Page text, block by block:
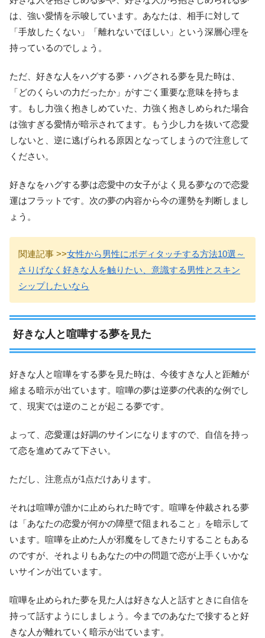
は、強い愛情を示唆しています。あなたは、相手に対して
「手放したくない」「離れないでほしい」という深層心理を
持っているのでしょう。
ただ、好きな人をハグする夢・ハグされる夢を見た時は、
「どのくらいの力だったか」がすごく重要な意味を持ちま
す。もし力強く抱きしめていた、力強く抱きしめられた場合
は強すぎる愛情が暗示されてます。もう少し力を抜いて恋愛
しないと、逆に逃げられる原因となってしまうので注意して
ください。
好きなをハグする夢は恋愛中の女子がよく見る夢なので恋愛
運はフラットです。次の夢の内容から今の運勢を判断しまし
ょう。
関連記事 >>女性から男性にボディタッチする方法10選～
さりげなく好きな人を触りたい、意識する男性とスキン
シップしたいなら
好きな人と喧嘩する夢を見た
好きな人と喧嘩をする夢を見た時は、今後すきな人と距離が
縮まる暗示が出ています。喧嘩の夢は逆夢の代表的な例でし
て、現実では逆のことが起こる夢です。
よって、恋愛運は好調のサインになりますので、自信を持っ
て恋を進めてみて下さい。
ただし、注意点が1点だけあります。
それは喧嘩が誰かに止められた時です。喧嘩を仲裁される夢
は「あなたの恋愛が何かの障壁で阻まれること」を暗示して
います。喧嘩を止めた人が邪魔をしてきたりすることもある
のですが、それよりもあなたの中の問題で恋が上手くいかな
いサインが出ています。
喧嘩を止められた夢を見た人は好きな人と話すときに自信を
持って話すようにしましょう。今までのあなたで接すると好
きな人が離れていく暗示が出ています。